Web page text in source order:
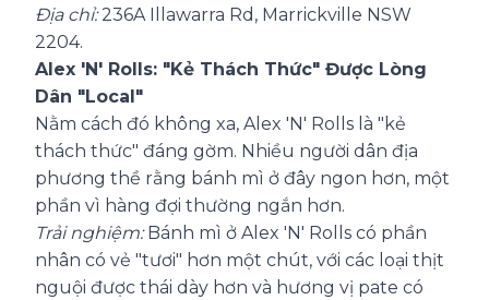
Địa chỉ:236A Illawarra Rd, Marrickville NSW
2204.
Alex 'N' Rolls: "Kẻ Thách Thức" Được Lòng
Dân "Local"
Nằm cách đó không xa, Alex 'N' Rolls là "kẻ
thách thức" đáng gờm. Nhiều người dân địa
phương thề rằng bánh mì ở đây ngon hơn, một
phần vì hàng đợi thường ngắn hơn.
Trải nghiệm:Bánh mì ở Alex 'N' Rolls có phần
nhân có vẻ "tươi" hơn một chút, với các loại thịt
nguội được thái dày hơn và hương vị pate có